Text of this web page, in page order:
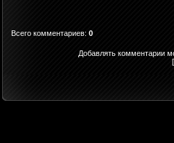
Всего комментариев: 0
Добавлять комментарии